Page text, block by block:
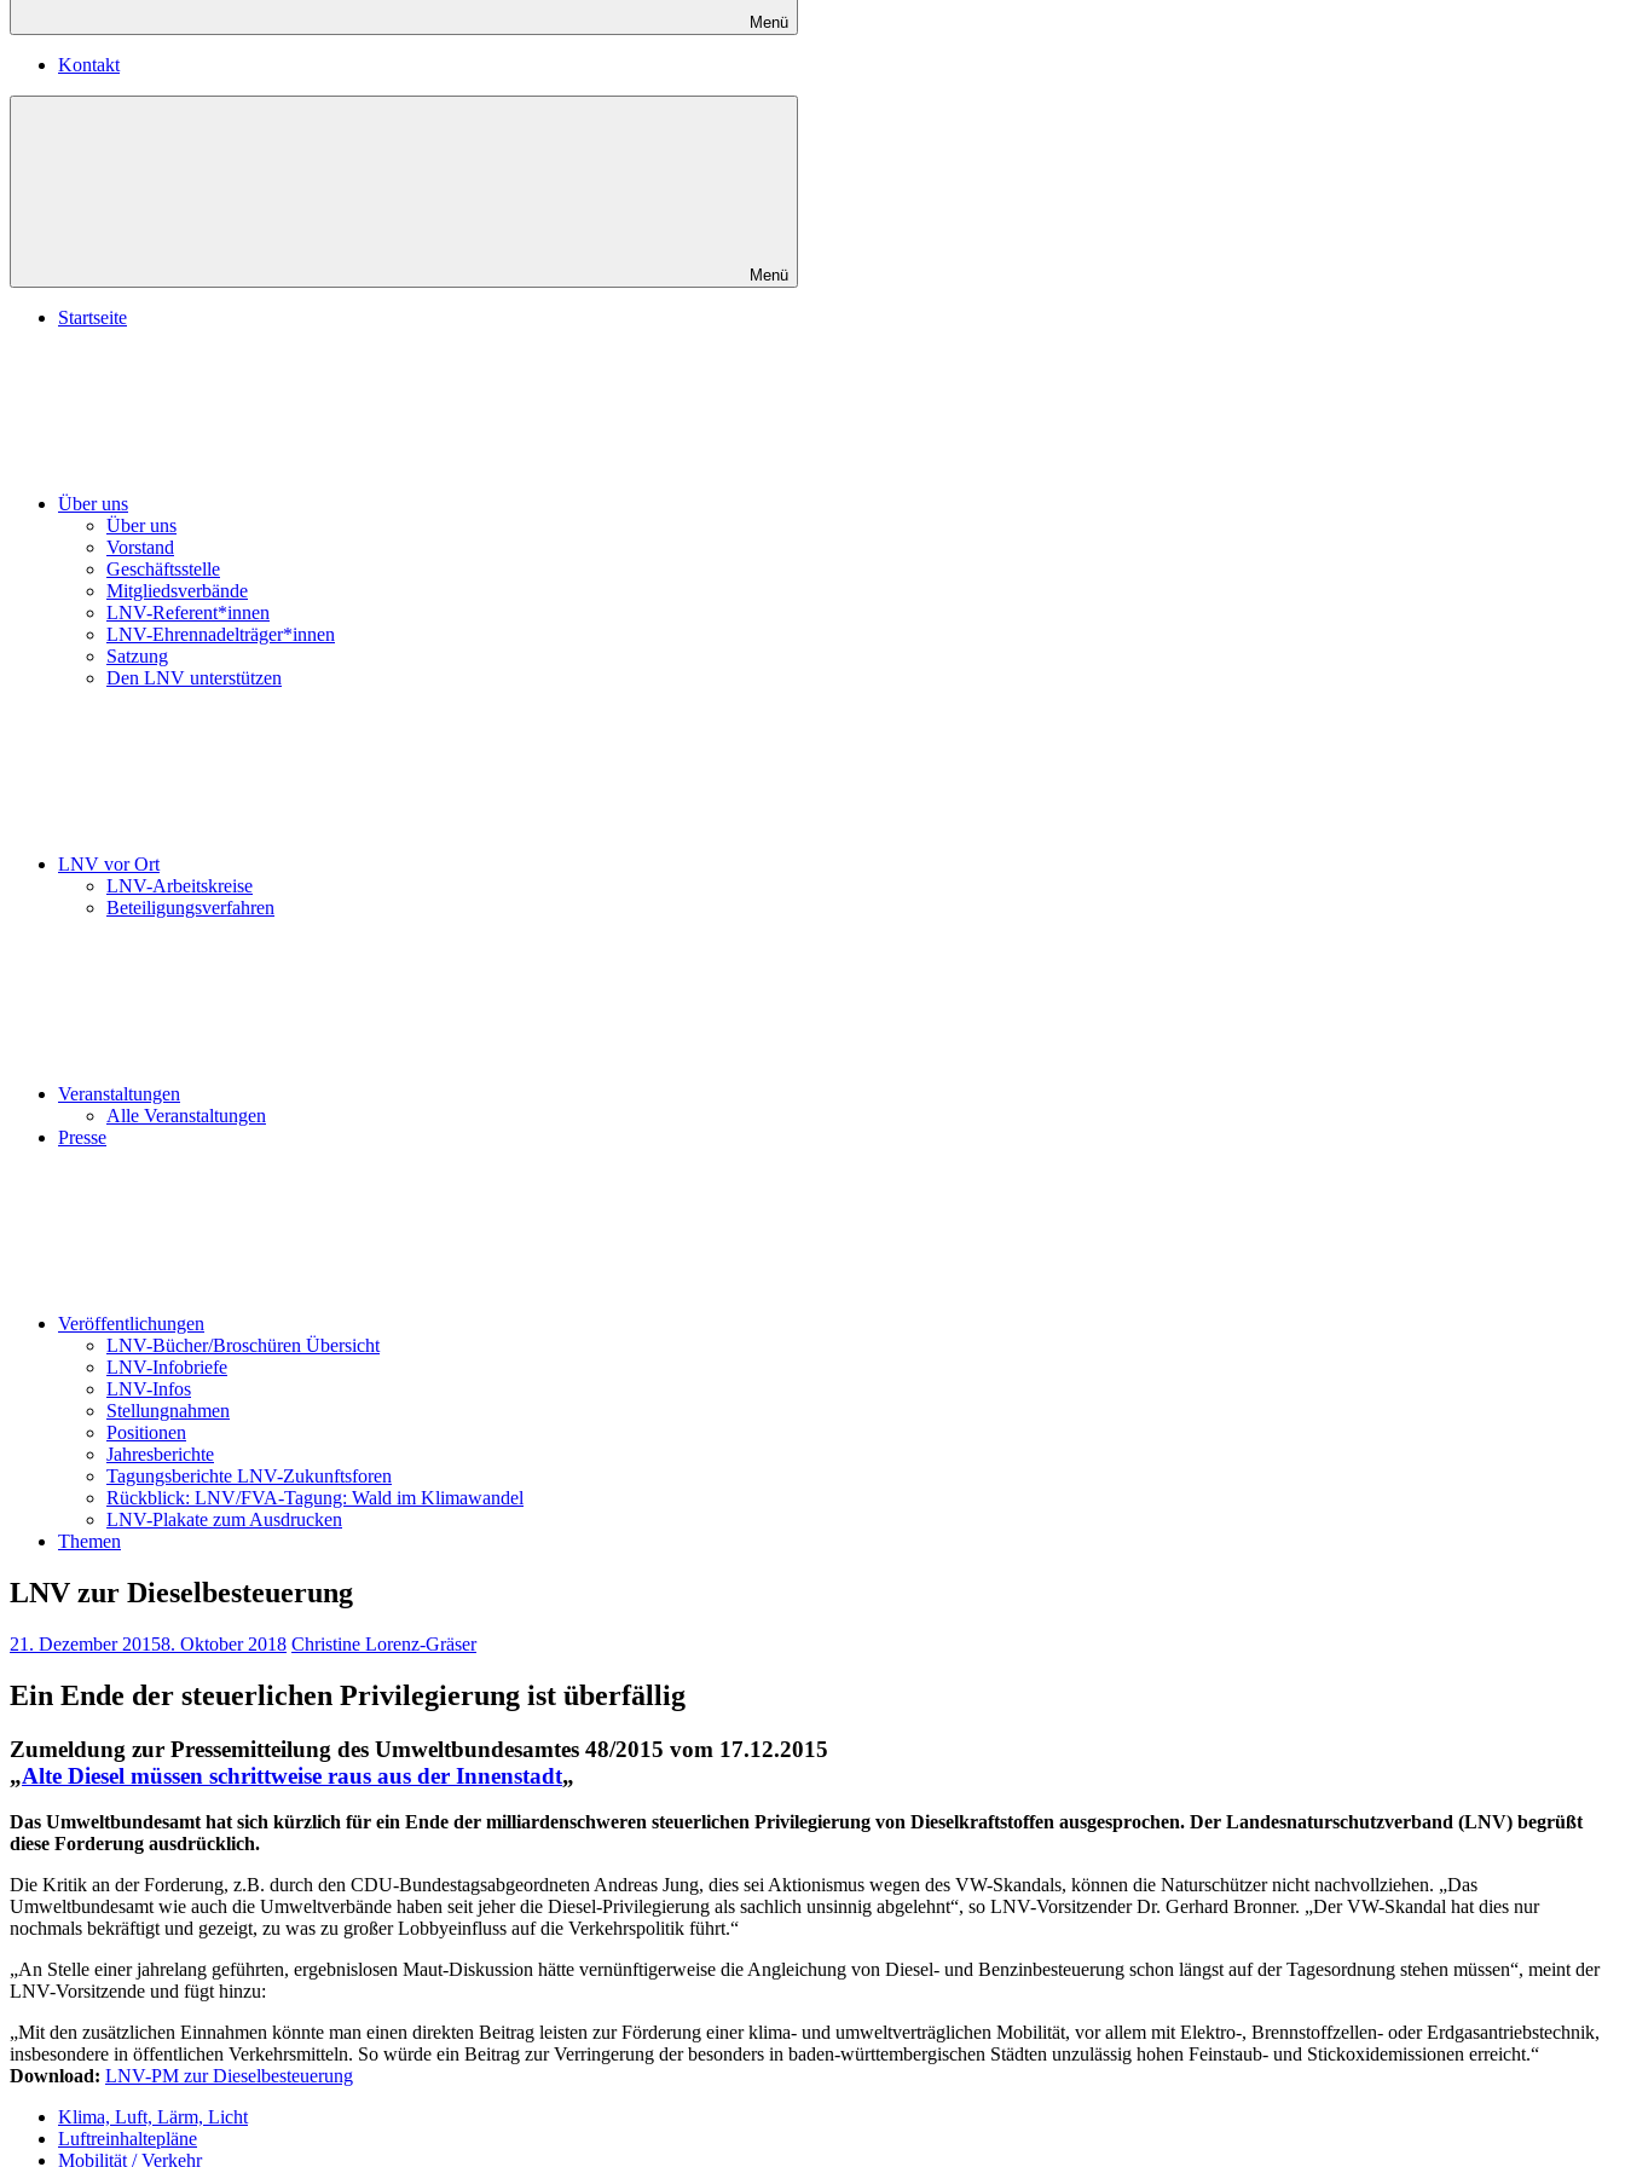
Menü
Kontakt
Menü
Startseite
Über uns
Über uns
Vorstand
Geschäftsstelle
Mitgliedsverbände
LNV-Referent*innen
LNV-Ehrennadelträger*innen
Satzung
Den LNV unterstützen
LNV vor Ort
LNV-Arbeitskreise
Beteiligungsverfahren
Veranstaltungen
Alle Veranstaltungen
Presse
Veröffentlichungen
LNV-Bücher/Broschüren Übersicht
LNV-Infobriefe
LNV-Infos
Stellungnahmen
Positionen
Jahresberichte
Tagungsberichte LNV-Zukunftsforen
Rückblick: LNV/FVA-Tagung: Wald im Klimawandel
LNV-Plakate zum Ausdrucken
Themen
LNV zur Dieselbesteuerung
21. Dezember 20158. Oktober 2018 Christine Lorenz-Gräser
Ein Ende der steuerlichen Privilegierung ist überfällig
Zumeldung zur Pressemitteilung des Umweltbundesamtes 48/2015 vom 17.12.2015
„Alte Diesel müssen schrittweise raus aus der Innenstadt„
Das Umweltbundesamt hat sich kürzlich für ein Ende der milliardenschweren steuerlichen Privilegierung von Dieselkraftstoffen ausgesprochen. Der Landesnaturschutzverband (LNV) begrüßt
diese Forderung ausdrücklich.
Die Kritik an der Forderung, z.B. durch den CDU-Bundestagsabgeordneten Andreas Jung, dies sei Aktionismus wegen des VW-Skandals, können die Naturschützer nicht nachvollziehen. „Das
Umweltbundesamt wie auch die Umweltverbände haben seit jeher die Diesel-Privilegierung als sachlich unsinnig abgelehnt“, so LNV-Vorsitzender Dr. Gerhard Bronner. „Der VW-Skandal hat dies nur
nochmals bekräftigt und gezeigt, zu was zu großer Lobbyeinfluss auf die Verkehrspolitik führt.“
„An Stelle einer jahrelang geführten, ergebnislosen Maut-Diskussion hätte vernünftigerweise die Angleichung von Diesel- und Benzinbesteuerung schon längst auf der Tagesordnung stehen müssen“, meint der
LNV-Vorsitzende und fügt hinzu:
„Mit den zusätzlichen Einnahmen könnte man einen direkten Beitrag leisten zur Förderung einer klima- und umweltverträglichen Mobilität, vor allem mit Elektro-, Brennstoffzellen- oder Erdgasantriebstechnik,
insbesondere in öffentlichen Verkehrsmitteln. So würde ein Beitrag zur Verringerung der besonders in baden-württembergischen Städten unzulässig hohen Feinstaub- und Stickoxidemissionen erreicht.“
Download: LNV-PM zur Dieselbesteuerung
Klima, Luft, Lärm, Licht
Luftreinhaltepläne
Mobilität / Verkehr